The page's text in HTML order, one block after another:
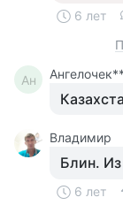
6 лет
Ан
Владимир
Блин.
6 лет